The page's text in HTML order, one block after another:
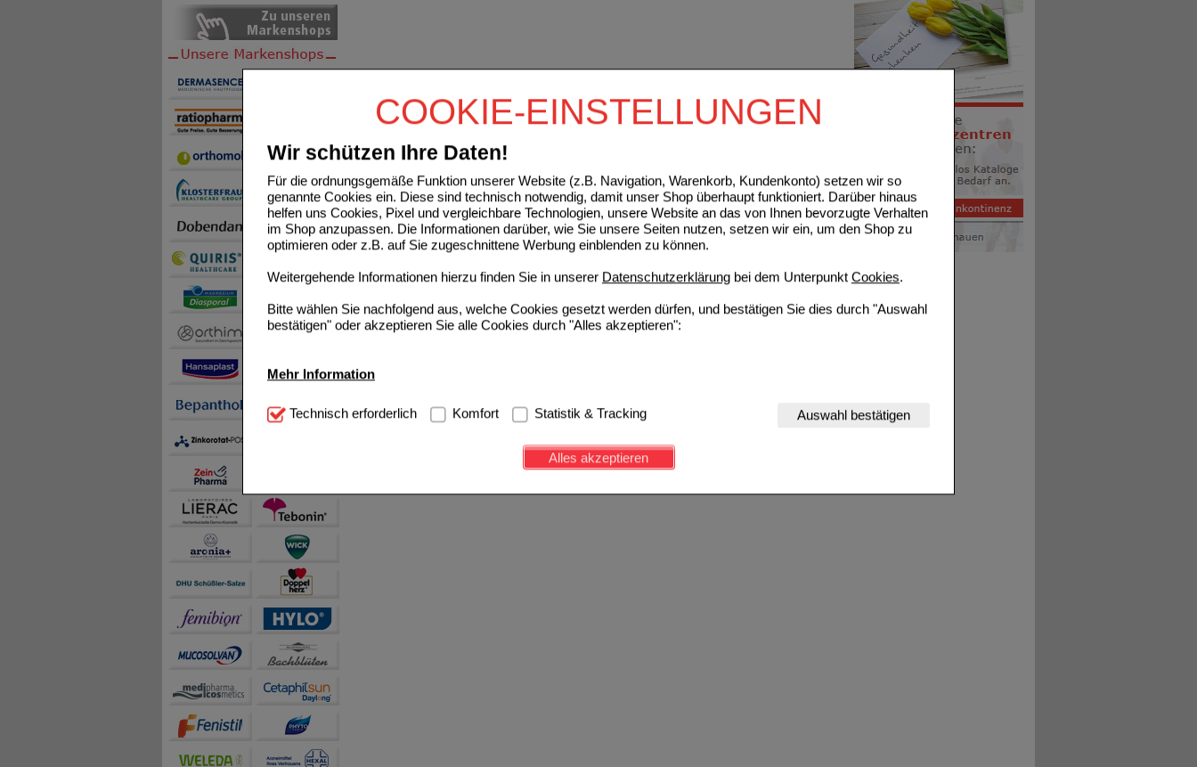
COOKIE-EINSTELLUNGEN
Wir schützen Ihre Daten!
Für die ordnungsgemäße Funktion unserer Website (z.B. Navigation, Warenkorb, Kundenkonto) setzen wir so
genannte Cookies ein. Diese sind technisch notwendig, damit unser Shop überhaupt funktioniert. Darüber hinaus
helfen uns Cookies, Pixel und vergleichbare Technologien, unsere Website an das von Ihnen bevorzugte Verhalten
im Shop anzupassen. Die Informationen darüber, wie Sie unsere Seiten nutzen, setzen wir ein, um den Shop zu
optimieren oder z.B. auf Sie zugeschnittene Werbung einblenden zu können.
Weitergehende Informationen hierzu finden Sie in unserer Datenschutzerklärung bei dem Unterpunkt Cookies.
Bitte wählen Sie nachfolgend aus, welche Cookies gesetzt werden dürfen, und bestätigen Sie dies durch "Auswahl
bestätigen" oder akzeptieren Sie alle Cookies durch "Alles akzeptieren":
Mehr Information
Technisch Notwendig: Hierbei handelt es sich um Cookies, die für die Grundfunktionen unserer Website
notwendig sind (z.B. Navigation, Warenkorb, Kundenkonto), weshalb auf diese nicht verzichtet werden kann.
Diese Cookies werden genutzt um das Einkaufserlebnis noch ansprechender zu gestalten,
beispielsweise für die Wiedererkennung des Besuchers oder unsere Seite an bevorzugte Verhaltensweisen (z.B.
Inhalte anzuzeigen und unser Partnerprogramm zu betreiben.
Statistik & Tracking:
sammeln, mit deren Hilfe wir unsere Website weiter für Sie optimieren können, den Inhalt auf unserer Website aber
auch die Werbung auf Drittseiten möglichst relevant für Sie zu gestalten. Bitte beachten Sie, dass Daten hierfür
teilweise an Dritte wie z.B. Google oder soziale Medien übertragen werden.
Technisch erforderlich Komfort Statistik & Tracking Auswahl bestätigen
Alles akzeptieren